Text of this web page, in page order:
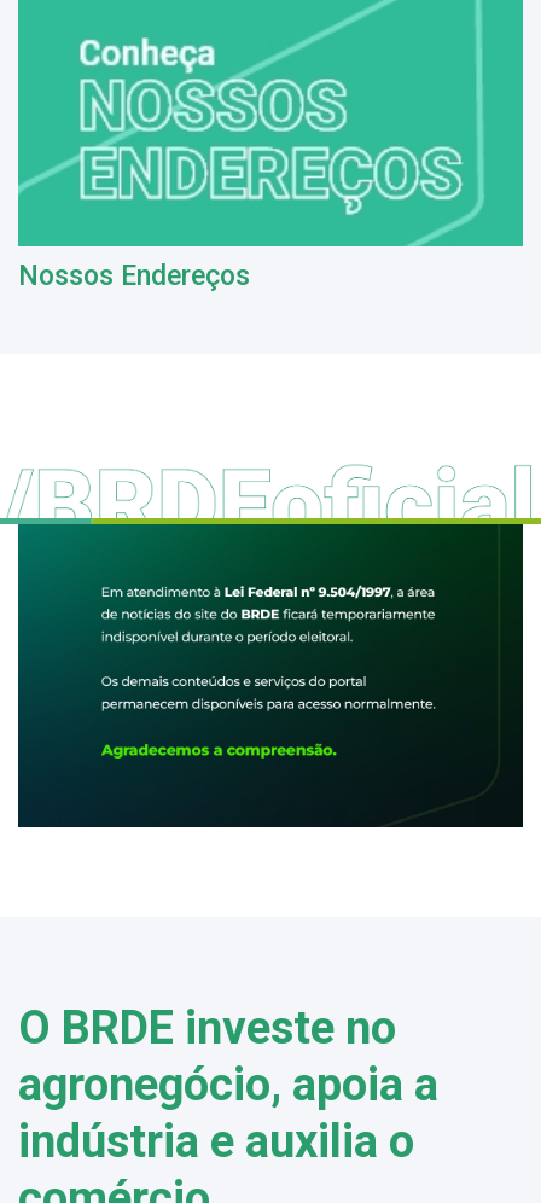
Nossos Endereços
O BRDE investe no
agronegócio, apoia a
indústria e auxilia o